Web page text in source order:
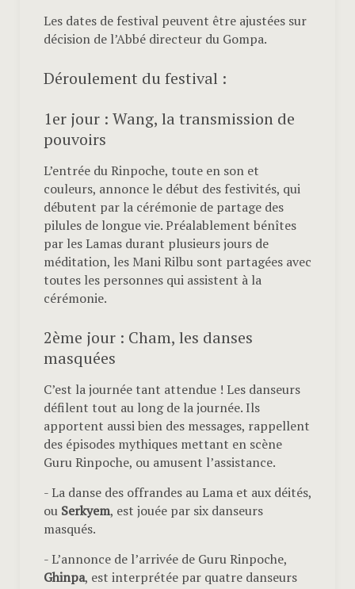
Les dates de festival peuvent être ajustées sur
décision de l’Abbé directeur du Gompa.
Déroulement du festival :
1er jour : Wang, la transmission de
pouvoirs
L’entrée du Rinpoche, toute en son et
couleurs, annonce le début des festivités, qui
débutent par la cérémonie de partage des
pilules de longue vie. Préalablement bénîtes
par les Lamas durant plusieurs jours de
méditation, les Mani Rilbu sont partagées avec
toutes les personnes qui assistent à la
cérémonie.
2ème jour : Cham, les danses
masquées
C’est la journée tant attendue ! Les danseurs
défilent tout au long de la journée. Ils
apportent aussi bien des messages, rappellent
des épisodes mythiques mettant en scène
Guru Rinpoche, ou amusent l’assistance.
- La danse des offrandes au Lama et aux déités,
ou Serkyem, est jouée par six danseurs
masqués.
- L’annonce de l’arrivée de Guru Rinpoche,
Ghinpa, est interprétée par quatre danseurs